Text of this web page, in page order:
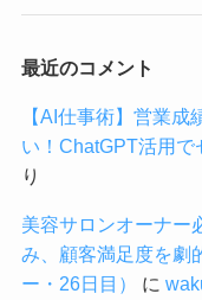
最近のコメント
【AI仕事術】営業
い！ChatGPT活用で
り
美容サロンオーナー
み、顧客満足度を劇
ー・26日目）
に